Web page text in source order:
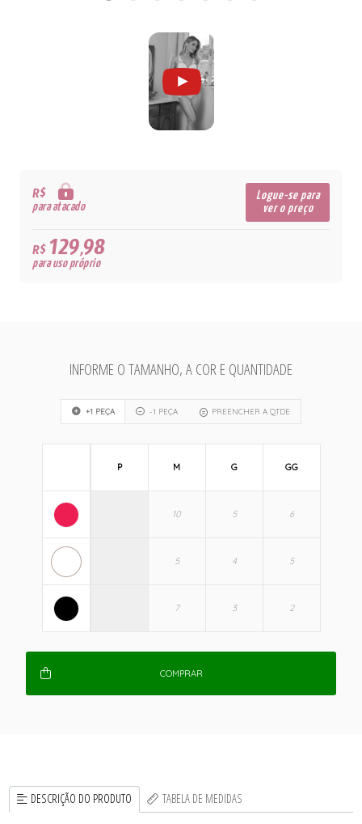
R$
para atacado
Logue-se para
ver o preço
R$129,98
para uso próprio
INFORME O TAMANHO, A COR E QUANTIDADE
+1 PEÇA -1 PEÇA PREENCHER A QTDE
P M G GG
COMPRAR
DESCRIÇÃO DO PRODUTO TABELA DE MEDIDAS